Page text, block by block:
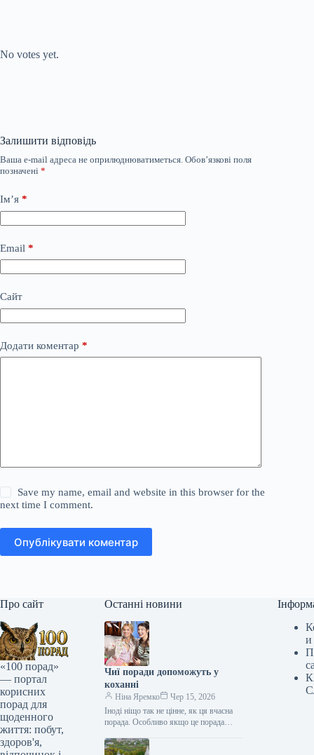
No votes yet.
Залишити відповідь
Ваша e-mail адреса не оприлюднюватиметься. Обов’язкові поля
позначені *
Ім’я *
Email *
Сайт
Додати коментар *
Save my name, email and website in this browser for the
next time I comment.
Опублікувати коментар
Про сайт
«100 порад»
— портал
корисних
порад для
щоденного
життя: побут,
здоров'я,
Останні новини
Чиї поради допоможуть у
коханні
Ніна Яремко
Чер 15, 2026
Іноді ніщо так не цінне, як ця вчасна
порада. Особливо якщо це порада
косметолога, тренера, стиліста…
и